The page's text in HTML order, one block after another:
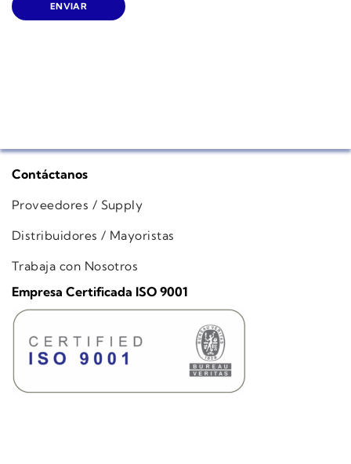
Contáctanos
Proveedores / Supply
Distribuidores / Mayoristas
Trabaja con Nosotros
Empresa Certificada ISO 9001